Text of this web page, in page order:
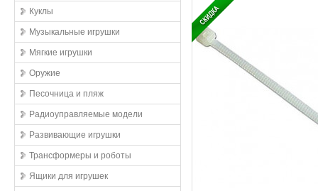
Куклы
Музыкальные игрушки
Мягкие игрушки
Оружие
Песочница и пляж
Радиоуправляемые модели
Развивающие игрушки
Трансформеры и роботы
Ящики для игрушек